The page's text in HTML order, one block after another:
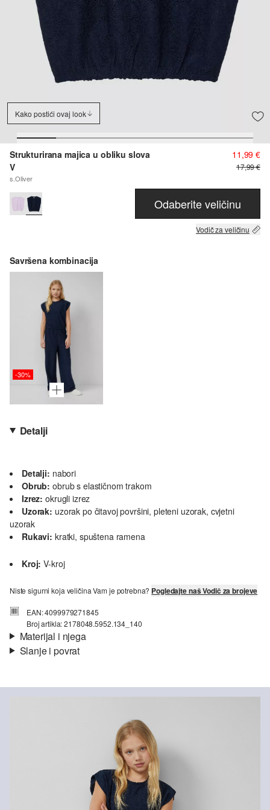
Kako postići ovaj look
Strukturirana majica u obliku slova
V
s.Oliver
11,99 €
17,99 €
Odaberite veličinu
Vodič za veličinu
Savršena kombinacija
-30%
Detalji
Detalji: nabori
Obrub: obrub s elastičnom trakom
Izrez: okrugli izrez
Uzorak: uzorak po čitavoj površini, pleteni uzorak, cvjetni
uzorak
Rukavi: kratki, spuštena ramena
Kroj: V-kroj
Niste sigurni koja veličina Vam je potrebna? Pogledajte naš Vodič za brojeve
EAN: 4099979271845
Broj artikla: 2178048.5952.134_140
Materijal i njega
Nije prikladno za izbjeljivanje sredstvom na bazi klora
Nije prikladno za sušilicu
Ne glačati vrućim glačalom
Nije prikladno za kemijsko čišćenje
Slanje i povrat
Vaša će narudžba biti poslana u roku od 4-8 radna dana putem
Hrvatska pošta-a. Standardna dostava košta 4,95 €.